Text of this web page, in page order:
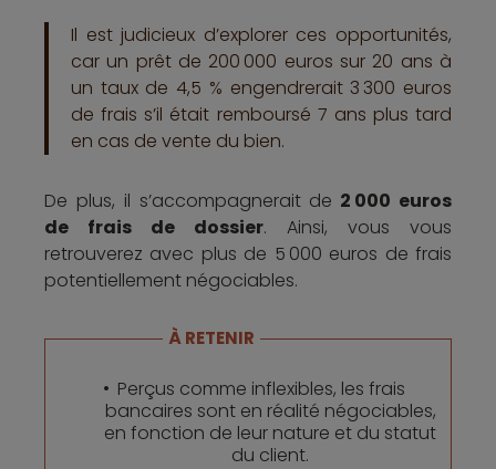
Il est judicieux d’explorer ces opportunités,
car un prêt de 200 000 euros sur 20 ans à
un taux de 4,5 % engendrerait 3 300 euros
de frais s’il était remboursé 7 ans plus tard
en cas de vente du bien.
De plus, il s’accompagnerait de 2 000 euros
de frais de dossier. Ainsi, vous vous
retrouverez avec plus de 5 000 euros de frais
potentiellement négociables.
À RETENIR
Perçus comme inflexibles, les frais
bancaires sont en réalité négociables,
en fonction de leur nature et du statut
du client.